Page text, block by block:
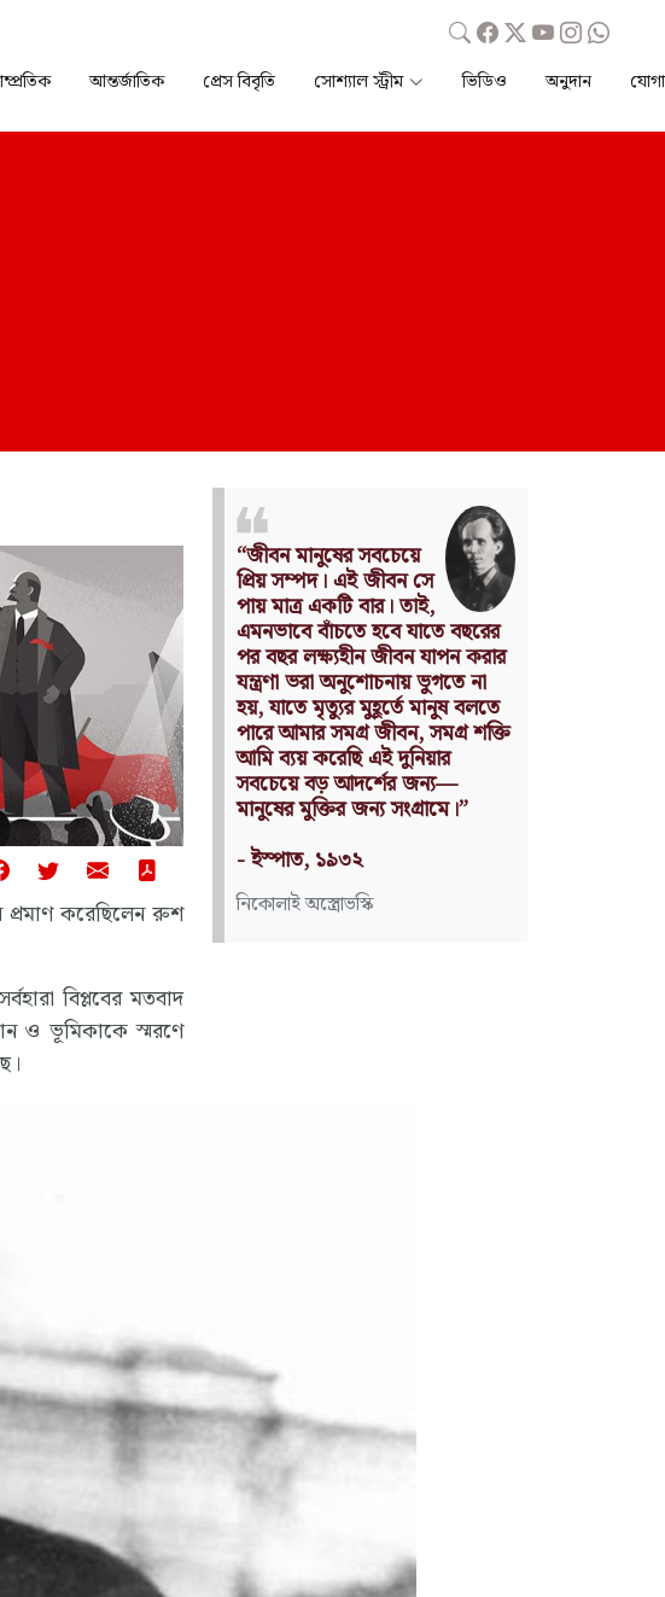
আন্তর্জাতিক প্রেস বিবৃতি সোশ্যাল স্ট্রীম ভিডিও অনুদান
প্রমাণ করেছিলেন রুশ
বিপ্লবের মতবাদ
ও ভূমিকাকে স্মরণে
Nothing can have
value without
being an object of utility.
Source: Das Kapital
(Volume I, Chapter 1)
কার্ল মার্কস